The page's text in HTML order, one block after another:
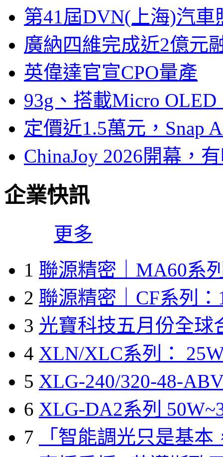
第41屆DVN(上海)汽
廣納四維完成近2億元
英偉達官宣CPO量產
93g、搭載Micro
定價近1.5萬元，Snap
ChinaJoy 2026開幕，
企業快訊
更多
1 聯源精密｜MA60系
2 聯源精密｜CF系列：
3 光寶科技五月份全球
4 XLN/XLC系列：
5 XLG-240/320-48-
6 XLG-DA2系列
7
「智能調光只是基本